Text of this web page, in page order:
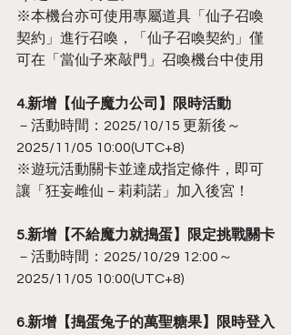
※本機台亦可使用專屬道具「仙子召喚
契約」進行召喚，「仙子召喚契約」僅
可在「當仙子來敲門」召喚機台中使用
4.新增【仙子魔力公司】限時活動
－活動時間：2025/10/15 更新後～
2025/11/05 10:00(UTC+8)
※遊玩活動關卡並達成指定條件，即可
讓「狂妄雌仙－莉莉諾」加入後宮！
5.新增【不給魔力就搗蛋】限定挑戰關卡
－活動時間：2025/10/29 12:00～
2025/11/05 10:00(UTC+8)
6.新增【搗蛋兔子的萬聖糖果】限時登入